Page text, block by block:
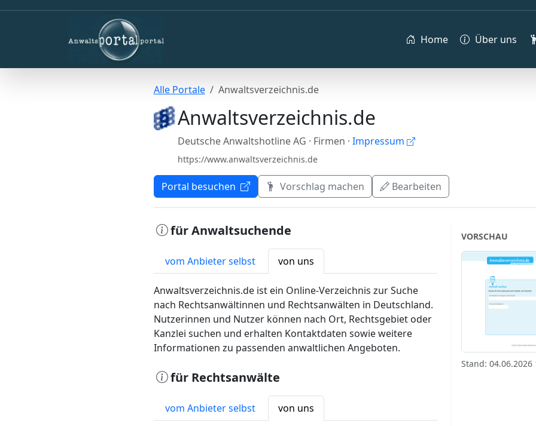
Home Über uns
Alle Portale Anwaltsverzeichnis.de
Anwaltsverzeichnis.de
Deutsche Anwaltshotline AG · Firmen · Impressum
https://www.anwaltsverzeichnis.de
Portal besuchen Vorschlag machen Bearbeiten
für Anwaltsuchende
vom Anbieter selbst von uns
Anwaltsverzeichnis.de ist ein Online-Verzeichnis zur Suche
nach Rechtsanwältinnen und Rechtsanwälten in Deutschland.
Nutzerinnen und Nutzer können nach Ort, Rechtsgebiet oder
Kanzlei suchen und erhalten Kontaktdaten sowie weitere
Informationen zu passenden anwaltlichen Angeboten.
für Rechtsanwälte
vom Anbieter selbst von uns
VORSCHAU
Stand: 04.06.2026